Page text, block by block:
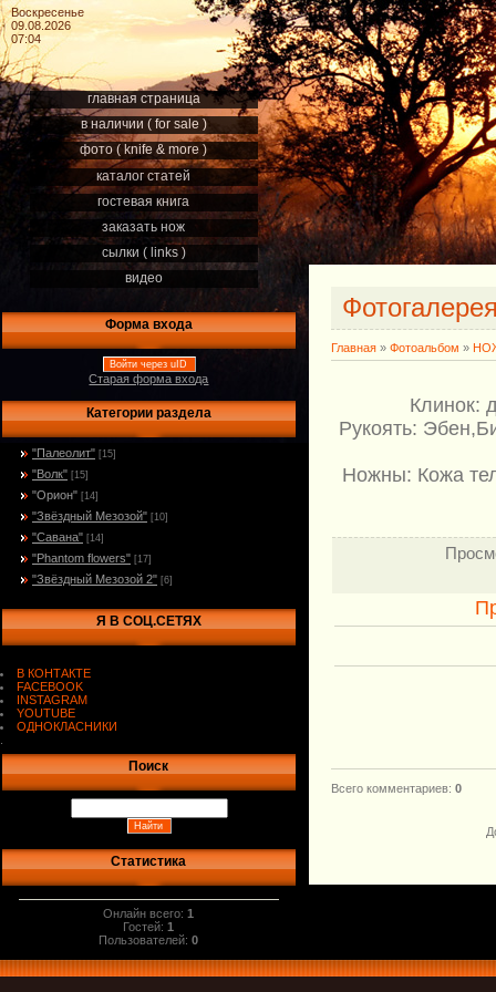
Воскресенье
09.08.2026
07:04
главная страница
в наличии ( for sale )
фото ( knife & more )
каталог статей
гостевая книга
заказать нож
сылки ( links )
видео
Форма входа
Войти через uID
Старая форма входа
Категории раздела
"Палеолит" [15]
"Волк" [15]
"Орион" [14]
"Звёздный Мезозой" [10]
"Савана" [14]
"Phantom flowers" [17]
"Звёздный Мезозой 2" [6]
Я В СОЦ.СЕТЯХ
В КОНТАКТЕ
FACEBOOK
INSTAGRAM
YOUTUBE
ОДНОКЛАСНИКИ
Поиск
Статистика
Онлайн всего:1
Гостей:1
Пользователей:0
Главная » Фотоальбом »
Клинок:
Рукоять:
Ножны: Кожа
Всего комментариев: 0